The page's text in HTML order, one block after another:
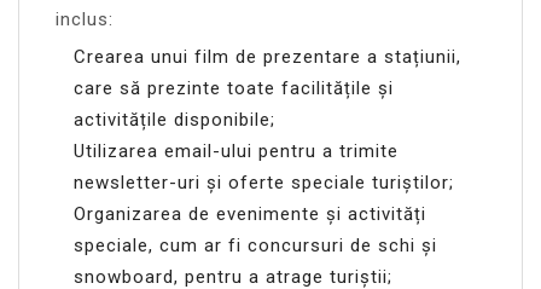
inclus:
Crearea unui film de prezentare a stațiunii,
care să prezinte toate facilitățile și
activitățile disponibile;
Utilizarea email-ului pentru a trimite
newsletter-uri și oferte speciale turiștilor;
Organizarea de evenimente și activități
speciale, cum ar fi concursuri de schi și
snowboard, pentru a atrage turiștii;